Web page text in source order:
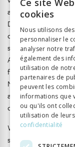
auszugehen.
die weibliche
schwatzen lässt.
Ansichten des
formuliert werden
Notizhefteintrag
ausgewiesen,
der Figuren
Wie unkritisch
sich nicht zuletzt
Ce site
cookies
Nous utilisons
personnaliser le
analyser notre
également des
utilisation de
partenaires de
peuvent les
informations que
ou qu'ils ont
utilisation de
confidentialité